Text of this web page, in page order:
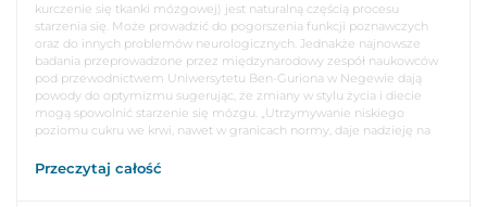
kurczenie się tkanki mózgowej) jest naturalną częścią procesu
starzenia się. Może prowadzić do pogorszenia funkcji poznawczych
oraz do innych problemów neurologicznych. Jednakże najnowsze
badania przeprowadzone przez międzynarodowy zespół naukowców
pod przewodnictwem Uniwersytetu Ben-Guriona w Negewie dają
powody do optymizmu sugerując, że zmiany w stylu życia i diecie
mogą spowolnić starzenie się mózgu. „Utrzymywanie niskiego
poziomu cukru we krwi, nawet w granicach normy, daje nadzieję na
Przeczytaj całość